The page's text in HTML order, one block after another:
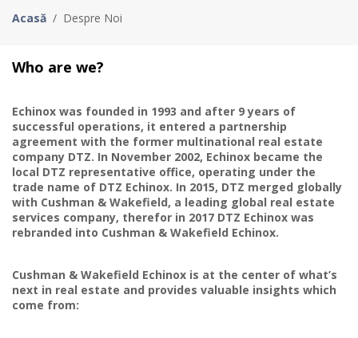
Acasă / Despre Noi
Who are we?
Echinox was founded in 1993 and after 9 years of
successful operations, it entered a partnership
agreement with the former multinational real estate
company DTZ. In November 2002, Echinox became the
local DTZ representative office, operating under the
trade name of DTZ Echinox. In 2015, DTZ merged globally
with Cushman & Wakefield, a leading global real estate
services company, therefor in 2017 DTZ Echinox was
rebranded into Cushman & Wakefield Echinox.
Cushman & Wakefield Echinox is at the center of what’s
next in real estate and provides valuable insights which
come from: